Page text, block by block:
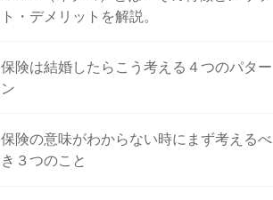
ト・デメリットを解説。
保険は結婚したらこう考える４つのパター
ン
保険の意味がわからない時にまず考えるべ
き３つのこと